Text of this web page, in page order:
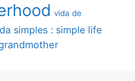
vida de
simples : simple life